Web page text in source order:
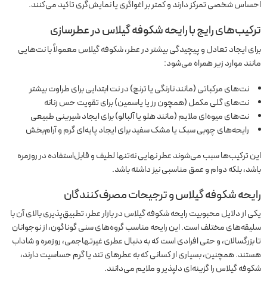
احساس شخصی تمرکز دارند و کمتر بر اغواگری یا نمایش‌گری تاکید می‌کنند.
ترکیب‌های رایج با رایحه شکوفه گیلاس در عطرسازی
برای ایجاد تعادل و پیچیدگی بیشتر در عطر، شکوفه گیلاس معمولاً با نت‌هایی
مانند موارد زیر همراه می‌شود:
نت‌های مرکباتی (مانند نارنگی یا ترنج) در نت ابتدایی برای طراوت بیشتر
نت‌های گلی مکمل (همچون رز یا یاسمین) برای تقویت حس زنانه
نت‌های میوه‌ای ملایم (مانند هلو یا آلبالو) برای ایجاد شیرینی طبیعی
رایحه‌های چوبی سبک یا مشک سفید برای ایجاد پایه‌ای گرم و آرام‌بخش
این ترکیب‌ها سبب می‌شوند عطر نهایی نه‌تنها لطیف و قابل‌استفاده در روزمره
باشد، بلکه دوام و عمق مناسبی نیز داشته باشد.
رایحه شکوفه گیلاسو ترجیحات مصرف‌کنندگان
یکی از دلایل محبوبیت رایحه شکوفه گیلاس در بازار عطر، تطبیق‌پذیری بالای آن با
سلیقه‌های مختلف است. این رایحه مناسب گروه‌های سنی گوناگون، از نوجوانان
تا بزرگسالان، و حتی افرادی است که به دنبال عطری غیرتهاجمی، روزمره و شاداب
هستند. همچنین، بسیاری از کسانی که به عطرهای تند یا گرم حساسیت دارند،
شکوفه گیلاس را گزینه‌ای دلپذیر و ملایم می‌دانند.